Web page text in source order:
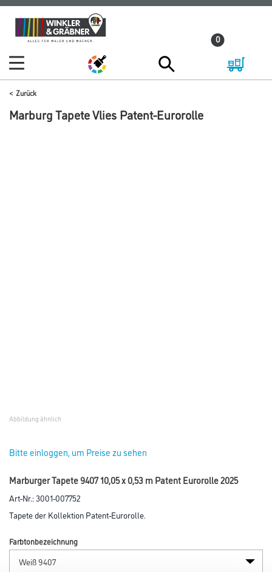
Zum
Inhalt
Zum
Navigationsmenü
0
Zurück
Marburg Tapete Vlies Patent-Eurorolle
Abbildung ähnlich
Bitte einloggen, um Preise zu sehen
Marburger Tapete 9407 10,05 x 0,53 m Patent Eurorolle 2025
Art-Nr.:3001-007752
Tapete der Kollektion Patent-Eurorolle.
Farbtonbezeichnung